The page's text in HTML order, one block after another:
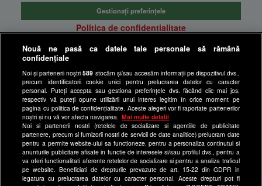
Gestionați preferințele
Politica de confidentialitate
Anunturi gratuite pe Lajumate.ro
Program Happy Channel
Echipa editorială
Site-uri Antena Group
a1.ro
antenastars.ro
as.ro
catine.ro
Nouă ne pasă ca datele tale personale să rămână
confidențiale
Noi și partenerii noștri589 stocăm și/sau accesăm informații pe dispozitivul dvs.,
precum identificatorii cookie unici pentru prelucrarea datelor cu caracter
personal. Puteți accepta sau gestiona preferințele dvs. făcând clic mai jos,
respectiv vă puteți opune utilizării unui interes legitim în orice moment pe
pagina cu politica de confidențialitate. Aceste alegeri vor fi raportate partenerilor
noștri și nu vă vor afecta navigarea.
Mai multe detalii
Noi si partenerii nostri (retelele de socializare si agentiile de publicitate
partenere, precum si furnizorii nostri de servicii de date analitice) prelucram date
pentru a permite website-ului sa functioneze, pentru a personaliza continutul si
anunturile publicitare afisate in functie de interesele si/sau profilul dvs., pentru a
va oferi functionalitati aferente retelelor de socializare si pentru a analiza traficul
pe website. Beneficiati de drepturile prevazute de art. 15-22 din GDPR in
legatura cu prelucrarea datelor cu caracter personal. Aceste drepturi pot fi